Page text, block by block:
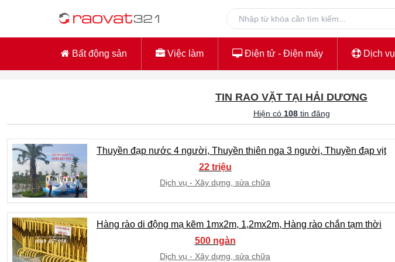
Bất động sản Việc làm Điện tử - Điện máy Dịch vụ
TIN RAO VẶT TẠI HẢI DƯƠNG
Hiện có 108tin đăng
Thuyền đạp nước 4 người, Thuyền thiên nga 3 người, Thuyền đạp vịt
22 triệu
Dịch vụ
Xây dựng, sửa chữa
Hàng rào di động mạ kẽm 1mx2m, 1,2mx2m, Hàng rào chắn tạm thời
500 ngàn
Dịch vụ
Xây dựng, sửa chữa